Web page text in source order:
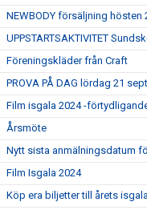
NEWBODY försäljning hösten
UPPSTARTSAKTIVITET
Föreningskläder från Craft
PROVA PÅ DAG lördag 21
Film isgala 2024 -
Årsmöte
Nytt sista anmälningsdatum
Film Isgala 2024
Köp era biljetter till årets